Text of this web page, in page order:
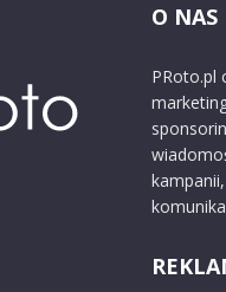
O NAS
PRoto.pl